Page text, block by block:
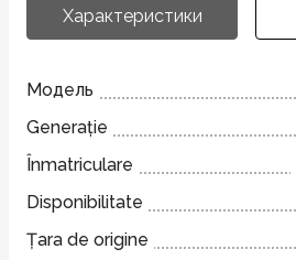
Характеристики
Модель
Generație
Înmatriculare
Disponibilitate
Țara de origine